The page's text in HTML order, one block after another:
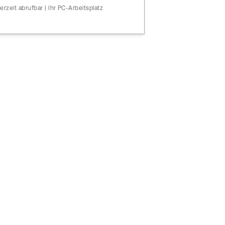
abrufbar | Ihr PC-Arbeitsplatz